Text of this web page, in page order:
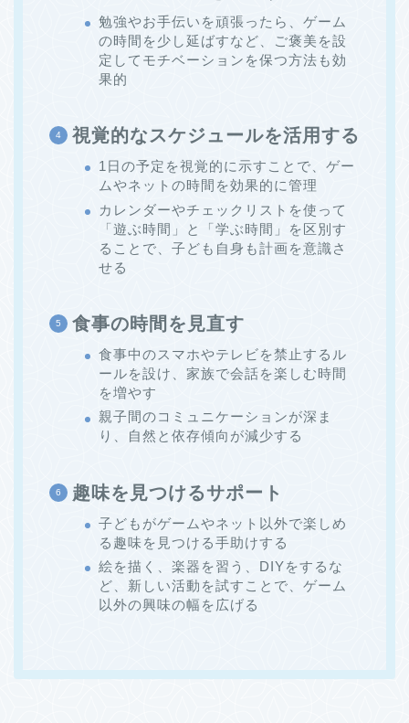
勉強やお手伝いを頑張ったら、ゲーム
の時間を少し延ばすなど、ご褒美を設
定してモチベーションを保つ方法も効
果的
視覚的なスケジュールを活用する
1日の予定を視覚的に示すことで、ゲー
ムやネットの時間を効果的に管理
カレンダーやチェックリストを使って
「遊ぶ時間」と「学ぶ時間」を区別す
ることで、子ども自身も計画を意識さ
せる
食事の時間を見直す
食事中のスマホやテレビを禁止するル
ールを設け、家族で会話を楽しむ時間
を増やす
親子間のコミュニケーションが深ま
り、自然と依存傾向が減少する
趣味を見つけるサポート
子どもがゲームやネット以外で楽しめ
る趣味を見つける手助けする
絵を描く、楽器を習う、DIYをするな
ど、新しい活動を試すことで、ゲーム
以外の興味の幅を広げる